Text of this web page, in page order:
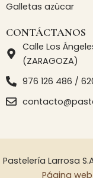
Galletas azücar
CONTÁCTANOS
Calle Los
(ZARAGOZA)
976 126 486 /
Pastelería Larrosa
Página